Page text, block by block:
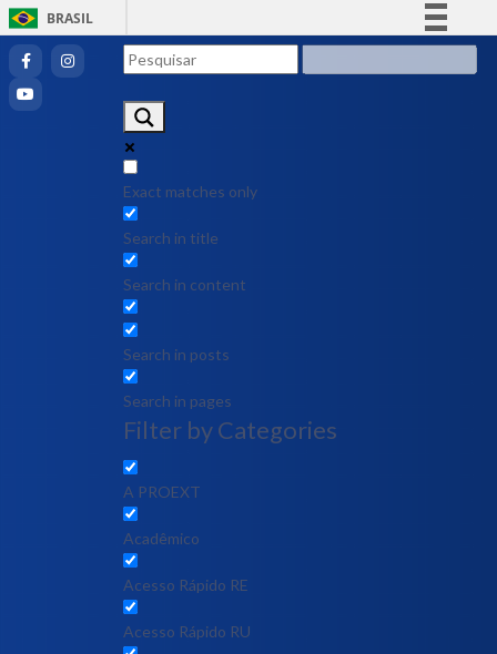
BRASIL
Exact matches only
Search in title
Search in content
Search in posts
Search in pages
Filter by Categories
A PROEXT
Acadêmico
Acesso Rápido RE
Acesso Rápido RU